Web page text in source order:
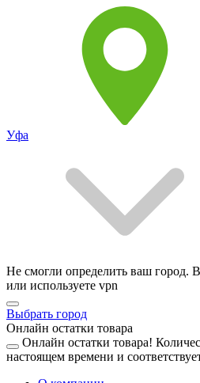
Уфа
Не смогли определить ваш город.
или используете vpn
Выбрать город
Онлайн остатки товара
Онлайн остатки товара!
настоящем времени и